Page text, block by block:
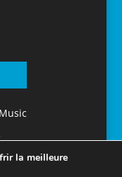
la meilleure